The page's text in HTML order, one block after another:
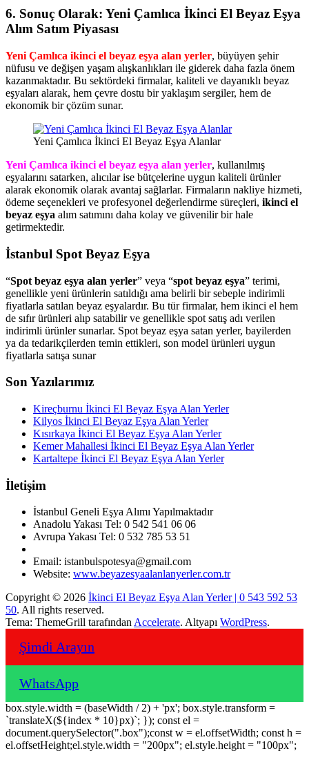
6. Sonuç Olarak: Yeni Çamlıca İkinci El Beyaz Eşya
Alım Satım Piyasası
Yeni Çamlıca ikinci el beyaz eşya alan yerler, büyüyen şehir
nüfusu ve değişen yaşam alışkanlıkları ile giderek daha fazla önem
kazanmaktadır. Bu sektördeki firmalar, kaliteli ve dayanıklı beyaz
eşyaları alarak, hem çevre dostu bir yaklaşım sergiler, hem de
ekonomik bir çözüm sunar.
Yeni Çamlıca İkinci El Beyaz Eşya Alanlar
Yeni Çamlıca ikinci el beyaz eşya alan yerler, kullanılmış
eşyalarını satarken, alıcılar ise bütçelerine uygun kaliteli ürünler
alarak ekonomik olarak avantaj sağlarlar. Firmaların nakliye hizmeti,
ödeme seçenekleri ve profesyonel değerlendirme süreçleri, ikinci el
beyaz eşya alım satımını daha kolay ve güvenilir bir hale
getirmektedir.
İstanbul Spot Beyaz Eşya
“Spot beyaz eşya alan yerler” veya “spot beyaz eşya” terimi,
genellikle yeni ürünlerin satıldığı ama belirli bir sebeple indirimli
fiyatlarla satılan beyaz eşyalardır. Bu tür firmalar, hem ikinci el hem
de sıfır ürünleri alıp satabilir ve genellikle spot satış adı verilen
indirimli ürünler sunarlar. Spot beyaz eşya satan yerler, bayilerden
ya da tedarikçilerden temin ettikleri, son model ürünleri uygun
fiyatlarla satışa sunar
Son Yazılarımız
Kireçburnu İkinci El Beyaz Eşya Alan Yerler
Kilyos İkinci El Beyaz Eşya Alan Yerler
Kısırkaya İkinci El Beyaz Eşya Alan Yerler
Kemer Mahallesi İkinci El Beyaz Eşya Alan Yerler
Kartaltepe İkinci El Beyaz Eşya Alan Yerler
İletişim
İstanbul Geneli Eşya Alımı Yapılmaktadır
Anadolu Yakası Tel: 0 542 541 06 06
Avrupa Yakası Tel: 0 532 785 53 51
Email: istanbulspotesya@gmail.com
Website: www.beyazesyaalanlanyerler.com.tr
Copyright © 2026 İkinci El Beyaz Eşya Alan Yerler | 0 543 592 53
50. All rights reserved.
Tema: ThemeGrill tarafındanAccelerate. Altyapı WordPress.
Şimdi Arayın
WhatsApp
box.style.width = (baseWidth / 2) + 'px'; box.style.transform =
`translateX(${index * 10}px)`; }); const el =
document.querySelector(".box");const w = el.offsetWidth; const h =
el.offsetHeight;el.style.width = "200px"; el.style.height = "100px";